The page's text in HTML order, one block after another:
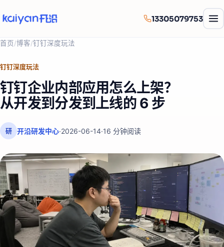
13305079753
首页/博客/钉钉深度玩法
钉钉深度玩法
钉钉企业内部应用怎么上架？
从开发到分发到上线的 6 步
研 开沿研发中心·2026-06-14·16 分钟阅读